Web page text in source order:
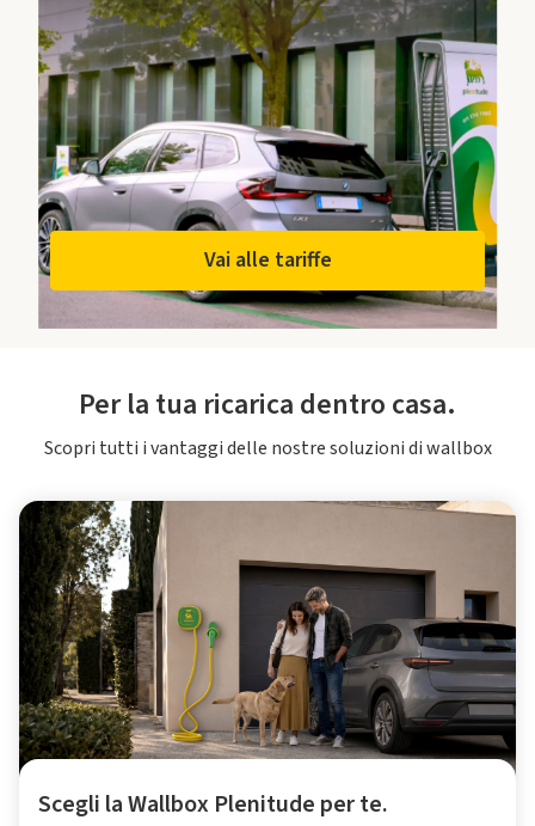
Vai alle tariffe
Per la tua ricarica dentro casa.
Scopri tutti i vantaggi delle nostre soluzioni di wallbox
Scegli la Wallbox Plenitude per te.